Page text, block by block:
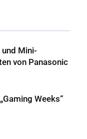
und Mini-
von Panasonic
Weeks“